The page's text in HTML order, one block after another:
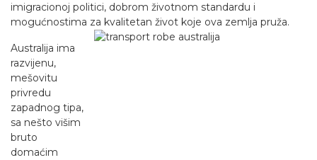
imigracionoj politici, dobrom životnom standardu i
mogućnostima za kvalitetan život koje ova zemlja pruža.
Australija ima
razvijenu,
mešovitu
privredu
zapadnog tipa,
sa nešto višim
bruto
domaćim